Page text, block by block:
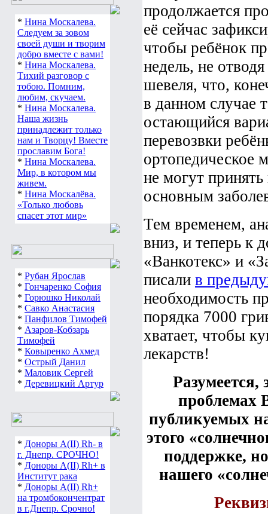
* Нина Москалева.
Следуем за зовом
своей души и творим
добро вместе с вами!
* Нина Москалева.
Тихий разговор с
тобою. Помним,
любим, скучаем.
* Нина Москалева.
Наша жизнь
принадлежит только
нам и Творцу! Вместе
прославим Бога!
* Нина Москалева.
Мир, в котором мы
живем.
* Нина Москалёва.
«Только любовь
спасет этот мир»
* Рубан Ярослав
* Гончаренко София
* Горюшко Николай
* Савко Анастасия
* Панфилов Тимофей
* Азаров-Кобзарь
Тимофей
* Ковыренко Ахмед
* Острый Данил
* Маловик Сергей
* Деревицкий Артур
* Доноры А(ІІ) Rh- в
г. Днепр. СРОЧНО!
* Доноры А(ІІ) Rh+ в
Институт рака
* Доноры А(ІІ) Rh+
на тромбокончентрат
в г.Днепр. Срочно!
продолжается
её сейчас
чтобы ребёнок
недель, не
шевеля, что,
в данном случае
остающийся
перевозвки
ортопедическое
не могут принять
основным
Тем временем,
вниз, и теперь к
«Ванкотекс» и
писали в
необходимость
порядка 7000
хватает, чтобы
лекарств!
Разумеется,
проблемах
публикуемых
этого
поддержке,
нашего